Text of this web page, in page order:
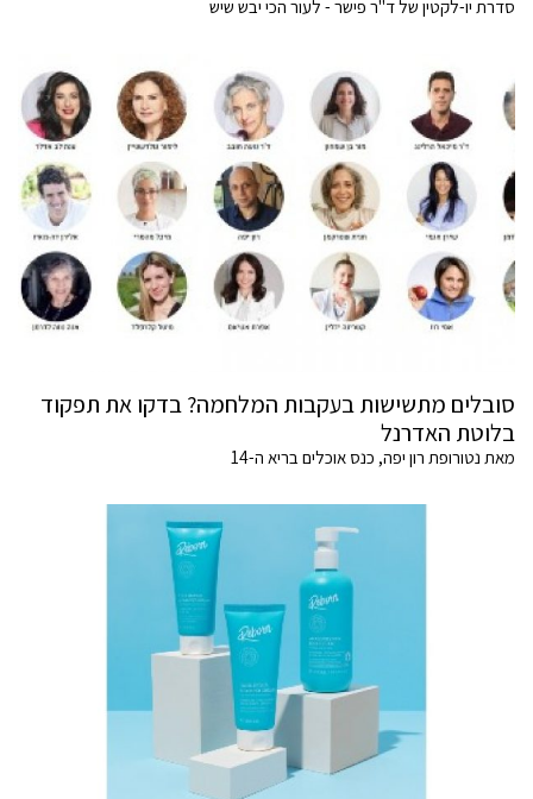
סדרת יו-לקטין של ד"ר פישר - לעור הכי יבש שיש
סובלים מתשישות בעקבות המלחמה? בדקו את תפקוד
בלוטת האדרנל
מאת נטורופת רון יפה, כנס אוכלים בריא ה-14